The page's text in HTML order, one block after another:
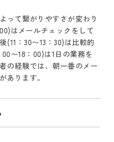
って繋がりやすさが変わり
はメールチェックをして
(11：30〜13：30)は比較的
〜18：00)は1日の業務を
の経験では、朝一番のメー
あります。